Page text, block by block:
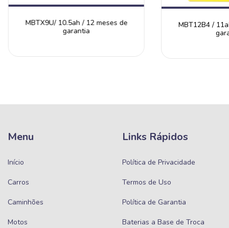
MBTX9U/ 10.5ah / 12 meses de
garantia
MBT12B4 /
Menu
Início
Carros
Caminhões
Motos
Links Rápidos
Política de Privacidade
Termos de Uso
Política de Garantia
Baterias a Base de Troca